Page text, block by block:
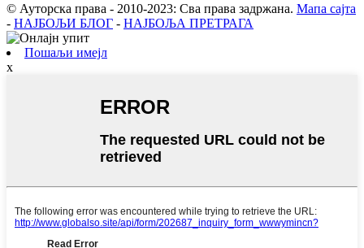
© Ауторска права - 2010-2023: Сва права задржана. Мапа сајта
- НАЈБОЉИ БЛОГ - НАЈБОЉА ПРЕТРАГА
Пошаљи имејл
x